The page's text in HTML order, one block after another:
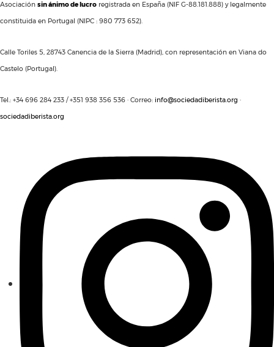
Asociación sin ánimo de lucro registrada en España (NIF G-88.181.888) y legalmente
constituida en Portugal (NIPC : 980 773 652).
Calle Toriles 5, 28743 Canencia de la Sierra (Madrid), con representación en Viana do
Castelo (Portugal).
Tel.: +34 696 284 233 / +351 938 356 536 · Correo: info@sociedadiberista.org ·
sociedadiberista.org